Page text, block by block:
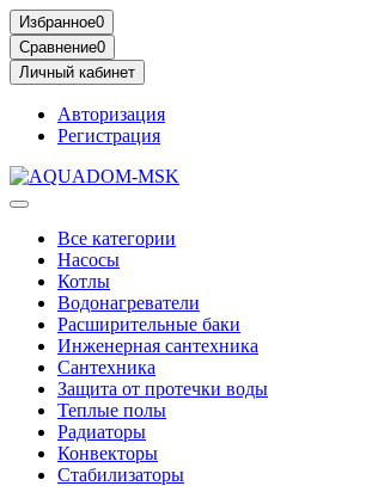
Избранное0
Сравнение0
Личный кабинет
Авторизация
Регистрация
Все категории
Насосы
Котлы
Водонагреватели
Расширительные баки
Инженерная сантехника
Сантехника
Защита от протечки воды
Теплые полы
Радиаторы
Конвекторы
Стабилизаторы